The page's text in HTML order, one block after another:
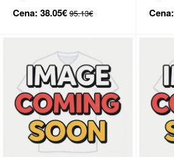
Cena: 38.05€ 95.13€ Cena: